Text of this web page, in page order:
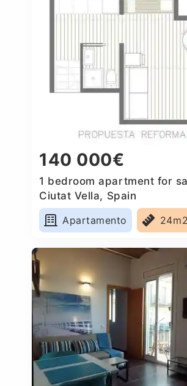
140 000€
1 bedroom apartment for
Ciutat Vella, Spain
Apartamento
24m2